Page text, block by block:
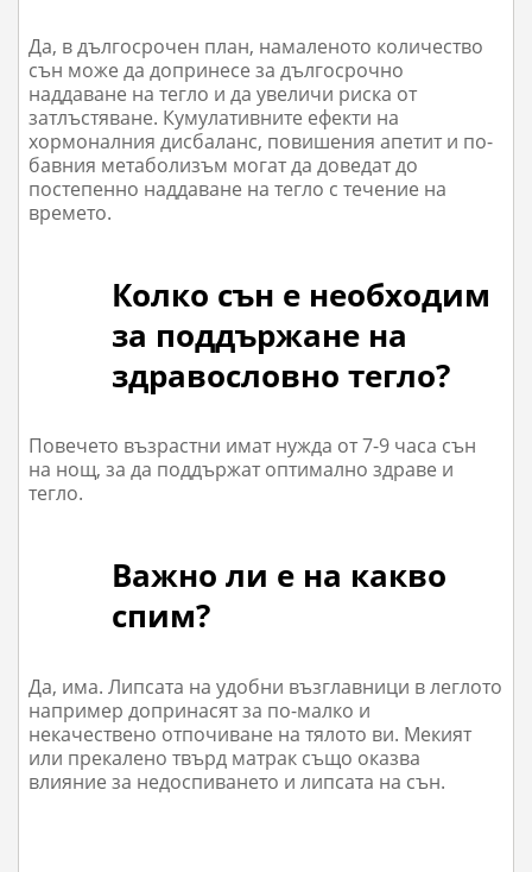
Да, в дългосрочен план, намаленото количество
сън може да допринесе за дългосрочно
наддаване на тегло и да увеличи риска от
затлъстяване. Кумулативните ефекти на
хормоналния дисбаланс, повишения апетит и по-
бавния метаболизъм могат да доведат до
постепенно наддаване на тегло с течение на
времето.
Колко сън е необходим
за поддържане на
здравословно тегло?
Повечето възрастни имат нужда от 7-9 часа сън
на нощ, за да поддържат оптимално здраве и
тегло.
Важно ли е на какво
спим?
Да, има. Липсата на удобни възглавници в леглото
например допринасят за по-малко и
некачествено отпочиване на тялото ви. Мекият
или прекалено твърд матрак също оказва
влияние за недоспиването и липсата на сън.